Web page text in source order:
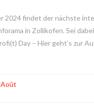
2024 findet der nächste
in Zollikofen. Sei
Day – Hier geht’s zur